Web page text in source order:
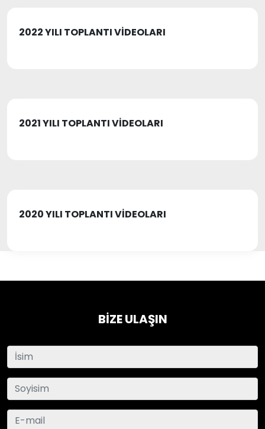
2022 YILI TOPLANTI VİDEOLARI
2021 YILI TOPLANTI VİDEOLARI
2020 YILI TOPLANTI VİDEOLARI
BİZE ULAŞIN